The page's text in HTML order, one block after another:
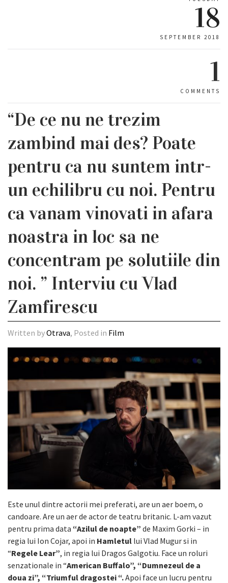
18
SEPTEMBER 2018
1
COMMENTS
“De ce nu ne trezim
zambind mai des? Poate
pentru ca nu suntem intr-
un echilibru cu noi. Pentru
ca vanam vinovati in afara
noastra in loc sa ne
concentram pe solutiile din
noi. ” Interviu cu Vlad
Zamfirescu
Written byOtrava, Posted in Film
Este unul dintre actorii mei preferati, are un aer boem, o
candoare. Are un aer de actor de teatru britanic. L-am vazut
pentru prima data “Azilul de noapte” de Maxim Gorki – in
regia lui Ion Cojar, apoi in Hamletul lui Vlad Mugur si in
“Regele Lear”, in regia lui Dragos Galgotiu. Face un roluri
senzationale in “American Buffalo”, “Dumnezeul de a
doua zi”, “Triumful dragostei “.Apoi face un lucru pentru